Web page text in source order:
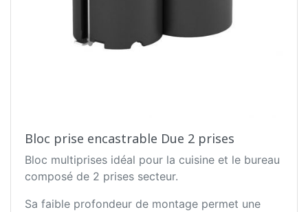
Bloc prise encastrable Due 2 prises
Bloc multiprises idéal pour la cuisine et le bureau
composé de 2 prises secteur.
Sa faible profondeur de montage permet une